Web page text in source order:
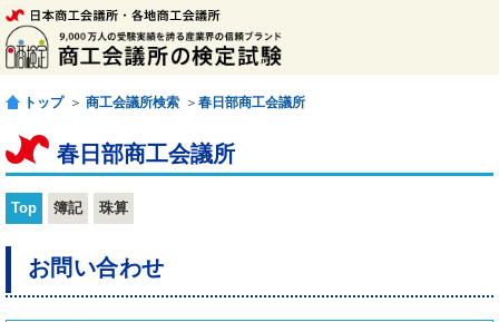
トップ ＞ 商工会議所検索 ＞ 春日部商工会議所
春日部商工会議所
Top 簿記 珠算
お問い合わせ